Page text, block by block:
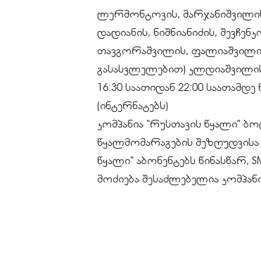
ლერმონტოვის,
დადიანის, ნიშნიანიძის,
თავგორაშვილის,
გასასვლელებით) კლდიაშვილის
16:30 საათიდან 22:00
(ინტერნატებს)
კომპანია “რუსთავის წყალი”
წყალმომარაგების შეზღუდვისა
წყალი“ აბონენტებს წინასწარ,
მოძიება შესაძლებელია